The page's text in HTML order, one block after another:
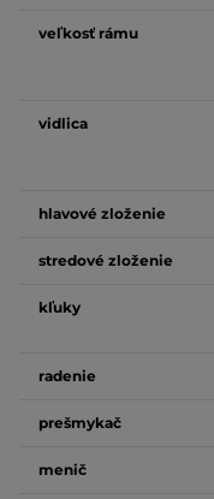
veľkosť rámu
vidlica
hlavové zloženie
stredové zloženie
kľuky
radenie
prešmykač
menič